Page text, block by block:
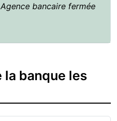
Agence bancaire fermée
la banque les